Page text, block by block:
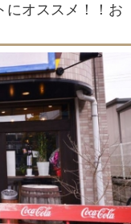
にオススメ！！お